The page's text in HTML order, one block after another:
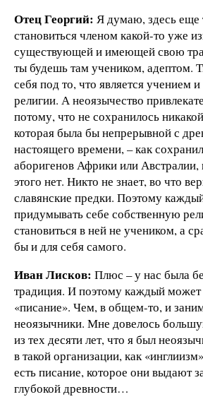
Отец Георгий: Я думаю, здесь еще
становиться членом какой-то уже
существующей и имеющей свою
ты будешь там учеником, адептом.
себя под то, что является учением
религии. А неоязычество
потому, что не сохранилось
которая была бы непрерывной с
настоящего времени, – как
аборигенов Африки или
этого нет. Никто не знает, во что
славянские предки. Поэтому
придумывать себе собственную
становиться в ней не учеником, а
бы и для себя самого.
Иван Лисков: Плюс – у нас была
традиция. И поэтому каждый может
«писание». Чем, в общем-то, и
неоязычники. Мне довелось
из тех десяти лет, что я был
в такой организации, как
есть писание, которое они выдают
глубокой древности…